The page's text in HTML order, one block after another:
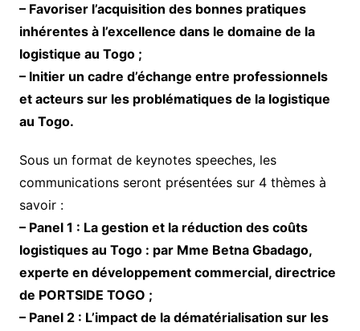
– Favoriser l’acquisition des bonnes pratiques
inhérentes à l’excellence dans le domaine de la
logistique au Togo ;
– Initier un cadre d’échange entre professionnels
et acteurs sur les problématiques de la logistique
au Togo.
Sous un format de keynotes speeches, les
communications seront présentées sur 4 thèmes à
savoir :
– Panel 1 : La gestion et la réduction des coûts
logistiques au Togo : par Mme Betna Gbadago,
experte en développement commercial, directrice
de PORTSIDE TOGO ;
– Panel 2 : L’impact de la dématérialisation sur les